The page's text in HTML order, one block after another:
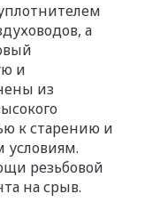
а
и
из
к старению и
резьбовой
на срыв.